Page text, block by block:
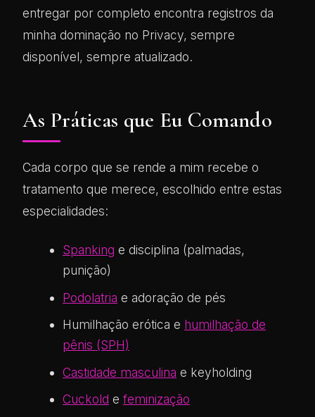
entregar por completo encontra registros da
minha dominação no Privacy, sempre
disponível, sempre atualizado.
As Práticas que Eu Comando
Cada corpo que se rende a mim recebe o
tratamento que merece, escolhido entre estas
especialidades:
Spanking e disciplina (palmadas,
punição)
Podolatria e adoração de pés
Humilhação erótica e humilhação de
pênis (SPH)
Castidade masculina e keyholding
Cuckold e feminização